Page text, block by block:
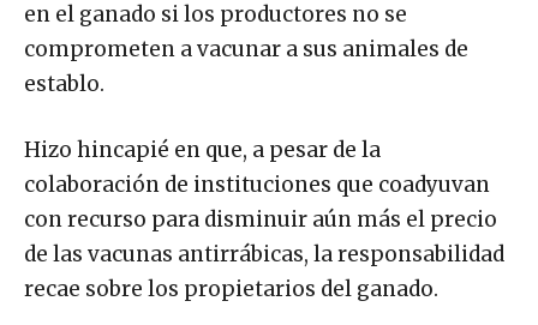
en el ganado si los productores no se
comprometen a vacunar a sus animales de
establo.
Hizo hincapié en que, a pesar de la
colaboración de instituciones que coadyuvan
con recurso para disminuir aún más el precio
de las vacunas antirrábicas, la responsabilidad
recae sobre los propietarios del ganado.